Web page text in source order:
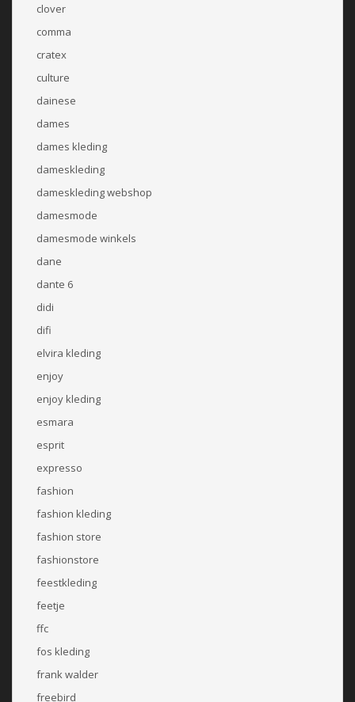
clover
comma
cratex
culture
dainese
dames
dames kleding
dameskleding
dameskleding webshop
damesmode
damesmode winkels
dane
dante 6
didi
difi
elvira kleding
enjoy
enjoy kleding
esmara
esprit
expresso
fashion
fashion kleding
fashion store
fashionstore
feestkleding
feetje
ffc
fos kleding
frank walder
freebird